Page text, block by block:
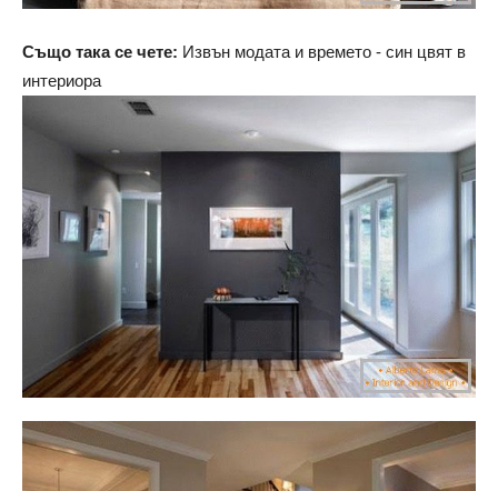
Също така се чете: Извън модата и времето - син цвят в
интериора